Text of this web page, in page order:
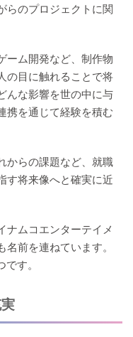
らのプロジェクトに関
ーム開発など、制作物
の目に触れることで将
んな影響を世の中に与
携を通じて経験を積む
からの課題など、就職
す将来像へと確実に近
ナムコエンターテイメ
前を連ねています。
す。